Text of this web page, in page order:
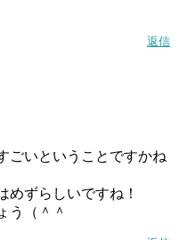
返信
ごいということですかね
めずらしいですね！
う（＾＾